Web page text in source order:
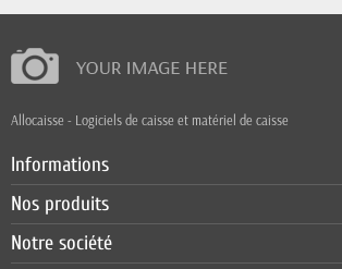
Allocaisse - Logiciels de caisse et matériel de caisse
Informations
Nos produits
Notre société